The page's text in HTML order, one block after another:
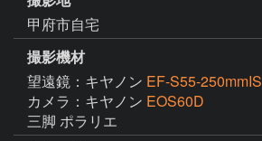
甲府市自宅
撮影機材
望遠鏡：キヤノン EF-S55-250mmIS
カメラ：キヤノン EOS60D
三脚 ポラリエ